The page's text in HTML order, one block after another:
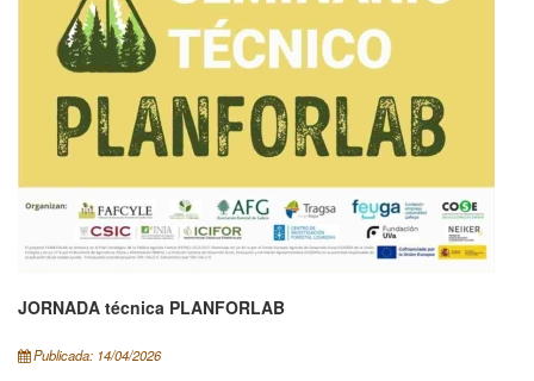
JORNADA técnica PLANFORLAB
Publicada: 14/04/2026